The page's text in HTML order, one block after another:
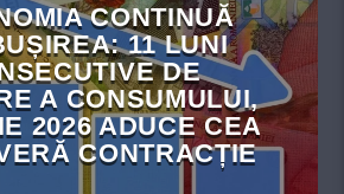
CONTINUĂ
11 LUNI
DE
A CONSUMULUI,
2026 ADUCE CEA
CONTRACȚIE